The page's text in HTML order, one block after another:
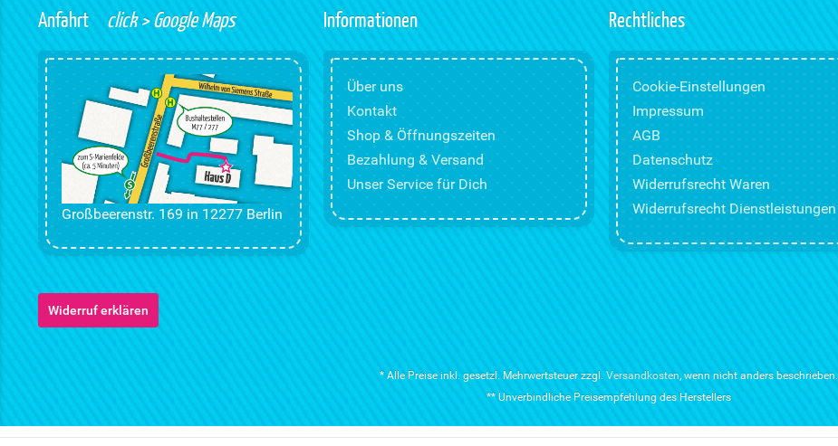
Anfahrt click > Google Maps
Großbeerenstr. 169 in 12277 Berlin
Informationen
Über uns
Kontakt
Shop & Öffnungszeiten
Bezahlung & Versand
Unser Service für Dich
Rechtliches
Cookie-Einstellungen
Impressum
AGB
Datenschutz
Widerrufsrecht Waren
Widerrufsrecht Dienstleistungen
Widerruf erklären
* Alle Preise inkl. gesetzl. Mehrwertsteuer zzgl. Versandkosten, wenn nicht anders beschrieben.
** Unverbindliche Preisempfehlung des Herstellers